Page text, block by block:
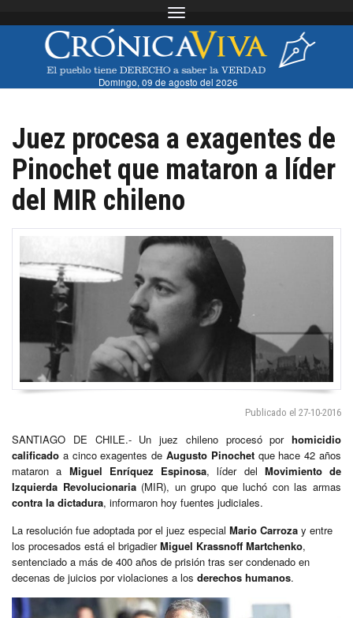
Toggle navigation
Domingo, 09 de agosto del 2026
Juez procesa a exagentes de
Pinochet que mataron a líder
del MIR chileno
Publicado el 27-10-2016
SANTIAGO DE CHILE.- Un juez chileno procesó por homicidio
calificado a cinco exagentes de Augusto Pinochetque hace 42 años
mataron a Miguel Enríquez Espinosa, líder del Movimiento de
Izquierda Revolucionaria(MIR), un grupo que luchó con las armas
contra la dictadura, informaron hoy fuentes judiciales.
La resolución fue adoptada por el juez especial Mario Carroza y entre
los procesados está el brigadierMiguel Krassnoff Martchenko,
sentenciado a más de 400 años de prisión tras ser condenado en
decenas de juicios por violaciones a los derechos humanos.